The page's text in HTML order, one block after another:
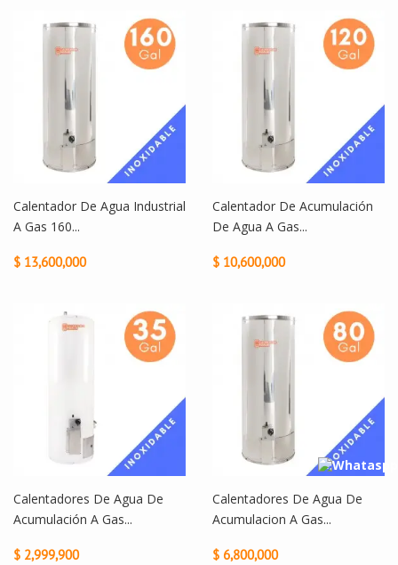
Calentador De Agua Industrial
A Gas 160...
$ 13,600,000
Calentador De Acumulación
De Agua A Gas...
$ 10,600,000
Calentadores De Agua De
Acumulación A Gas...
$ 2,999,900
Calentadores De Agua De
Acumulacion A Gas...
$ 6,800,000